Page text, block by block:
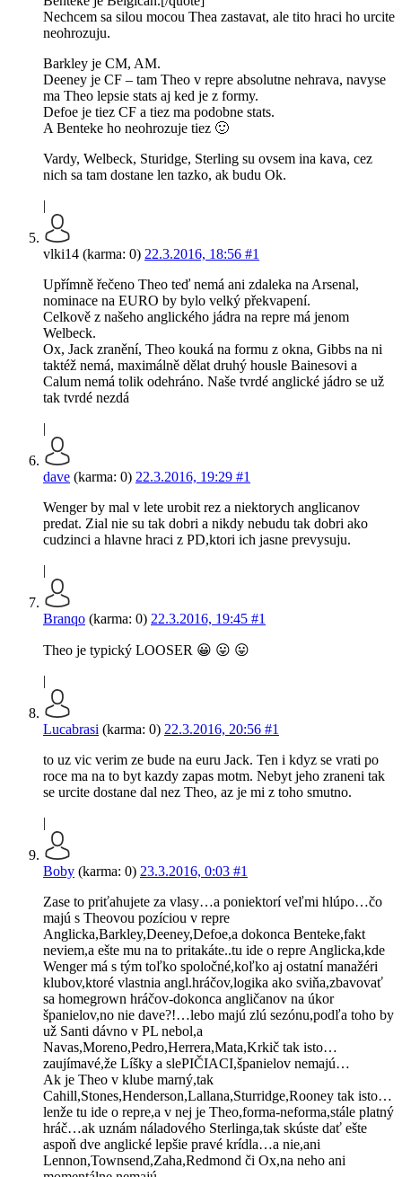
Nechcem sa silou mocou Thea zastavat, ale tito hraci ho urcite
neohrozuju.
Barkley je CM, AM.
Deeney je CF – tam Theo v repre absolutne nehrava, navyse
ma Theo lepsie stats aj ked je z formy.
Defoe je tiez CF a tiez ma podobne stats.
A Benteke ho neohrozuje tiez 🙂
Vardy, Welbeck, Sturidge, Sterling su ovsem ina kava, cez
nich sa tam dostane len tazko, ak budu Ok.
|
vlki14 (karma: 0) 22.3.2016, 18:56 #1
Upřímně řečeno Theo teď nemá ani zdaleka na Arsenal,
nominace na EURO by bylo velký překvapení.
Celkově z našeho anglického jádra na repre má jenom
Welbeck.
Ox, Jack zranění, Theo kouká na formu z okna, Gibbs na ni
taktéž nemá, maximálně dělat druhý housle Bainesovi a
Calum nemá tolik odehráno. Naše tvrdé anglické jádro se už
tak tvrdé nezdá
|
dave (karma: 0) 22.3.2016, 19:29 #1
Wenger by mal v lete urobit rez a niektorych anglicanov
predat. Zial nie su tak dobri a nikdy nebudu tak dobri ako
cudzinci a hlavne hraci z PD,ktori ich jasne prevysuju.
|
Branqo (karma: 0) 22.3.2016, 19:45 #1
Theo je typický LOOSER 😀 😛 😛
|
Lucabrasi (karma: 0) 22.3.2016, 20:56 #1
to uz vic verim ze bude na euru Jack. Ten i kdyz se vrati po
roce ma na to byt kazdy zapas motm. Nebyt jeho zraneni tak
se urcite dostane dal nez Theo, az je mi z toho smutno.
|
Boby (karma: 0) 23.3.2016, 0:03 #1
Zase to priťahujete za vlasy…a poniektorí veľmi hlúpo…čo
majú s Theovou pozíciou v repre
Anglicka,Barkley,Deeney,Defoe,a dokonca Benteke,fakt
neviem,a ešte mu na to pritakáte..tu ide o repre Anglicka,kde
Wenger má s tým toľko spoločné,koľko aj ostatní manažéri
klubov,ktoré vlastnia angl.hráčov,logika ako sviňa,zbavovať
sa homegrown hráčov-dokonca angličanov na úkor
španielov,no nie dave?!…lebo majú zlú sezónu,podľa toho by
už Santi dávno v PL nebol,a
Navas,Moreno,Pedro,Herrera,Mata,Krkič tak isto…
zaujímavé,že Líšky a slePIČIACI,španielov nemajú…
Ak je Theo v klube marný,tak
Cahill,Stones,Henderson,Lallana,Sturridge,Rooney tak isto…
lenže tu ide o repre,a v nej je Theo,forma-neforma,stále platný
hráč…ak uznám náladového Sterlinga,tak skúste dať ešte
aspoň dve anglické lepšie pravé krídla…a nie,ani
Lennon,Townsend,Zaha,Redmond či Ox,na neho ani